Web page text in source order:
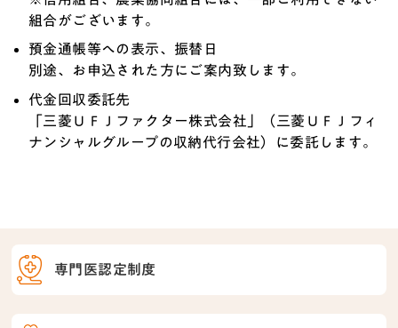
専門医認定制度
組合がございます。
預金通帳等への表示、振替日
別途、お申込された方にご案内致します。
代金回収委託先
「三菱ＵＦＪファクター株式会社」（三菱ＵＦＪフィ
ナンシャルグループの収納代行会社）に委託します。